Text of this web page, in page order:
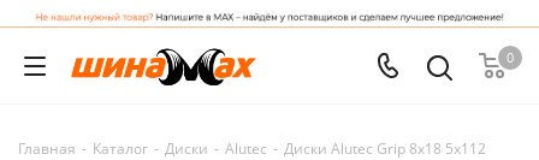
0
Главная - Каталог - Диски - Alutec - Диски Alutec Grip 8x18 5x112